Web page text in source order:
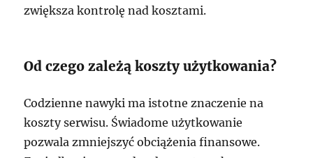
zwiększa kontrolę nad kosztami.
Od czego zależą koszty użytkowania?
Codzienne nawyki ma istotne znaczenie na
koszty serwisu. Świadome użytkowanie
pozwala zmniejszyć obciążenia finansowe.